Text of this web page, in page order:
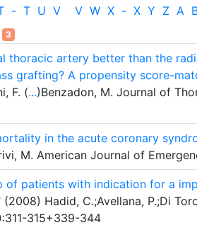
- T U V V W X - X Y Z Α
3
thoracic artery better than the
grafting? A propensity score-
F. (...)Benzadon, M. Journal of
in the acute coronary
M. American Journal of
of patients with indication for a
(2008) Hadid, C.;Avellana, P.;Di
315+339-344